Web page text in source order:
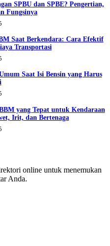
SPBU dan SPBE? Pengertian,
Fungsinya
Saat Berkendara: Cara Efektif
Transportasi
Saat Isi Bensin yang Harus
yang Tepat untuk Kendaraan
Irit, dan Bertenaga
online untuk menemukan
Anda.